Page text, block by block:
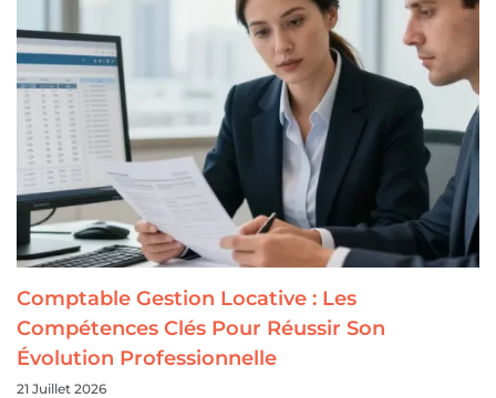
Comptable Gestion Locative : Les
Compétences Clés Pour Réussir Son
Évolution Professionnelle
21 Juillet 2026